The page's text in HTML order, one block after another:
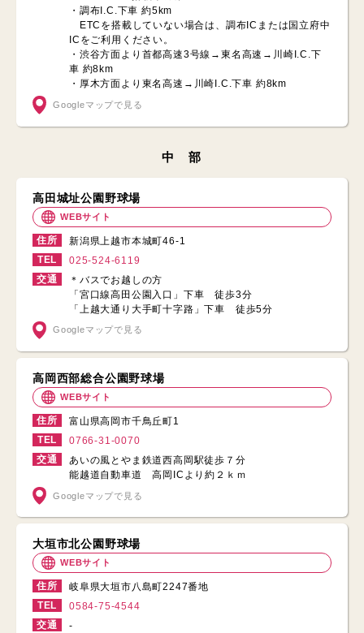
・調布I.C.下車 約5km
ETCを搭載していない場合は、調布ICまたは国立府中
ICをご利用ください。
・渋谷方面より首都高速3号線→東名高速→川崎I.C.下
車 約8km
・厚木方面より東名高速→川崎I.C.下車 約8km
Googleマップで見る
中 部
高田城址公園野球場
WEBサイト
住所
新潟県上越市本城町46-1
TEL
025-524-6119
交通
＊バスでお越しの方
「宮口線高田公園入口」下車 徒歩3分
「上越大通り大手町十字路」下車 徒歩5分
Googleマップで見る
高岡西部総合公園野球場
WEBサイト
住所
富山県高岡市千鳥丘町1
TEL
0766-31-0070
交通
あいの風とやま鉄道西高岡駅徒歩７分
能越道自動車道 高岡ICより約２ｋｍ
Googleマップで見る
大垣市北公園野球場
WEBサイト
住所
岐阜県大垣市八島町2247番地
TEL
0584-75-4544
交通
-